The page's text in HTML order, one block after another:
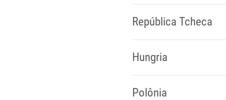
República Tcheca
Hungria
Polônia